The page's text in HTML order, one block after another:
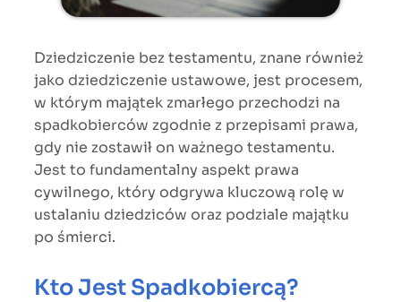
Dziedziczenie bez testamentu, znane również
jako dziedziczenie ustawowe, jest procesem,
w którym majątek zmarłego przechodzi na
spadkobierców zgodnie z przepisami prawa,
gdy nie zostawił on ważnego testamentu.
Jest to fundamentalny aspekt prawa
cywilnego, który odgrywa kluczową rolę w
ustalaniu dziedziców oraz podziale majątku
po śmierci.
Kto Jest Spadkobiercą?